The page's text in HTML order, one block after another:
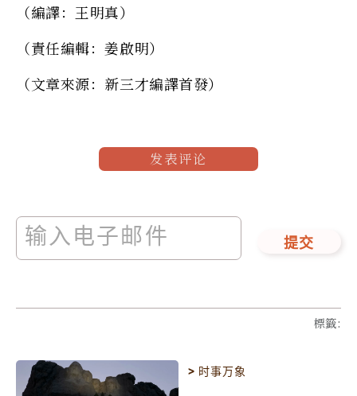
（編譯：王明真）
（責任編輯：姜啟明）
（文章來源：新三才編譯首發）
发表评论
提交
標籤:
> 时事万象